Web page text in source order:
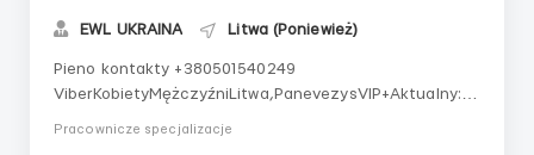
EWL UKRAINA Litwa (Poniewież)
Pieno kontakty +380501540249
ViberKobietyMężczyźniLitwa,PanevezysVIP+Aktualny:
Pracownicze specjalizacje